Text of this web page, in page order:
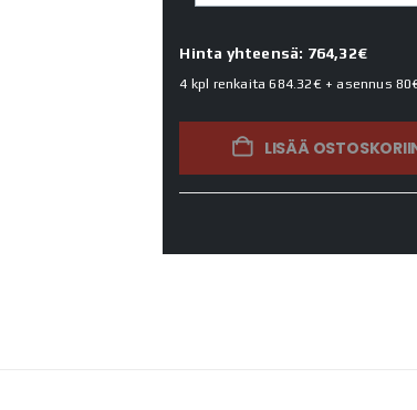
Hinta yhteensä: 764,32€
4 kpl renkaita684.32€+ asennus
LISÄÄ